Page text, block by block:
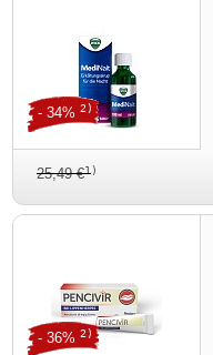
25,49 €1)
- 34% 2)
- 36% 2)